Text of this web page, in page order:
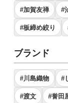
#加賀友禅 #
#板締め絞り
ブランド
#川島織物 #
#渡文 #誉田